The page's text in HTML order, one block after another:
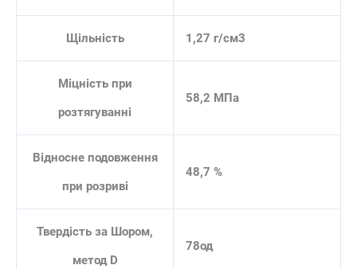
Щільність 1,27 г/см3
Міцність при
розтягуванні
58,2 МПа
Відносне подовження
при розриві
48,7 %
Твердість за Шором,
метод D
78од